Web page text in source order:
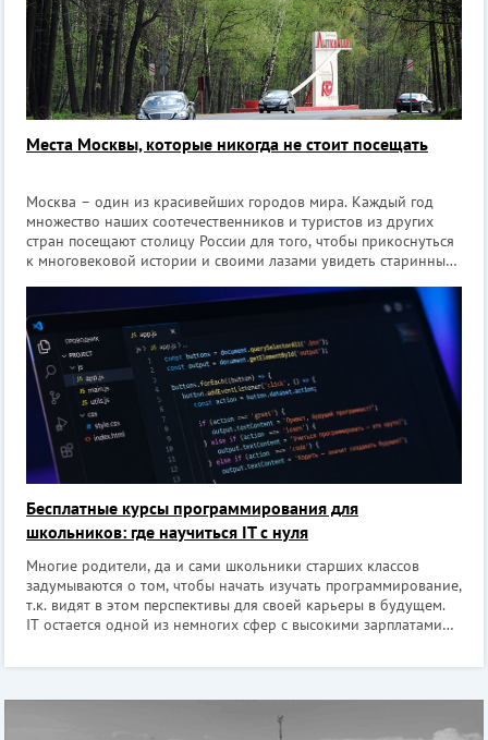
Места Москвы, которые никогда не стоит посещать
Москва – один из красивейших городов мира. Каждый год
множество наших соотечественников и туристов из других
стран посещают столицу России для того, чтобы прикоснуться
к многовековой истории и своими лазами увидеть старинные
площади, которая помнит
Бесплатные курсы программирования для
школьников: где научиться IT с нуля
Многие родители, да и сами школьники старших классов
задумываются о том, чтобы начать изучать программирование,
т.к. видят в этом перспективы для своей карьеры в будущем.
IT остается одной из немногих сфер с высокими зарплатами
программирование учит мысли